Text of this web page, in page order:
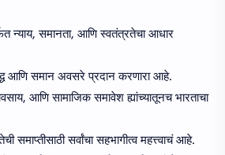
न्याय, समानता, आणि स्वतंत्रतेचा आधार
आणि समान अवसरे प्रदान करणारा आहे.
आणि सामाजिक समावेश ह्यांच्यातूनच भारताचा
समाप्तीसाठी सर्वांचा सहभागीत्व महत्त्वाचं आहे.